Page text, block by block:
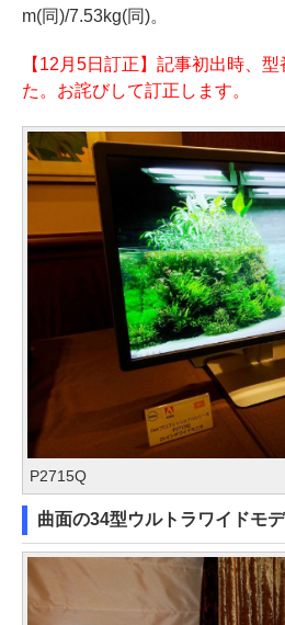
m(同)/7.53kg(同)。
【12月5日訂正】記事初出時、
た。お詫びして訂正します。
P2715Q
曲面の34型ウルトラワイドモ